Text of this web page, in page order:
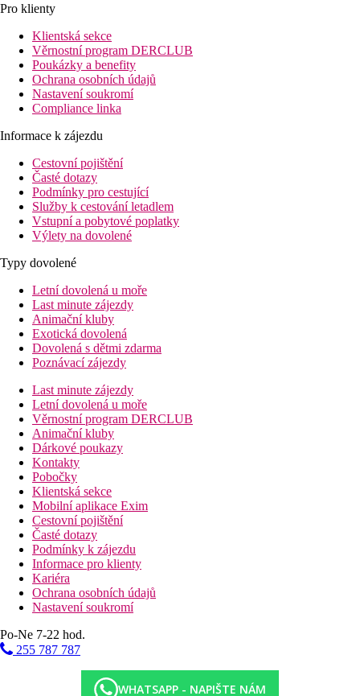
Pro klienty
Klientská sekce
Věrnostní program DERCLUB
Poukázky a benefity
Ochrana osobních údajů
Nastavení soukromí
Compliance linka
Informace k zájezdu
Cestovní pojištění
Časté dotazy
Podmínky pro cestující
Služby k cestování letadlem
Vstupní a pobytové poplatky
Výlety na dovolené
Typy dovolené
Letní dovolená u moře
Last minute zájezdy
Animační kluby
Exotická dovolená
Dovolená s dětmi zdarma
Poznávací zájezdy
Last minute zájezdy
Letní dovolená u moře
Věrnostní program DERCLUB
Animační kluby
Dárkové poukazy
Kontakty
Pobočky
Klientská sekce
Mobilní aplikace Exim
Cestovní pojištění
Časté dotazy
Podmínky k zájezdu
Informace pro klienty
Kariéra
Ochrana osobních údajů
Nastavení soukromí
Po-Ne 7-22 hod.
255 787 787
WHATSAPP - NAPIŠTE NÁM